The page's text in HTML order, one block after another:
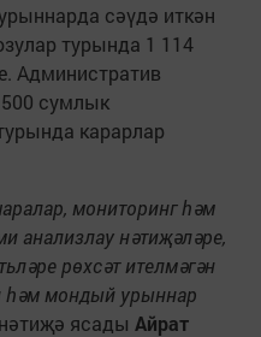
сәүдә иткән
турында 1 114
Административ
сумлык
карарлар
мониторинг һәм
анализлау нәтиҗәләре,
рөхсәт ителмәгән
һәм мондый урыннар
ясады Айрат